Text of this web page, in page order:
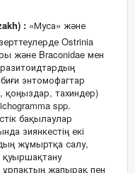
: «Муса» және
Ostrinia
және Braconidae мен
энтомофагтар
қоңыздар, тахиндер)
spp.
бақылаулар
зиянкестің екі
жұмыртқа салу,
қуыршақтану
ұрпақтың жапырақ пен